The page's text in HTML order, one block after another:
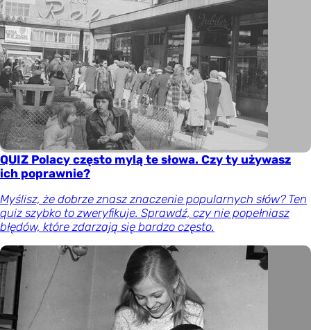
QUIZ Polacy często mylą te słowa. Czy ty używasz
ich poprawnie?
Myślisz, że dobrze znasz znaczenie popularnych słów? Ten
quiz szybko to zweryfikuje. Sprawdź, czy nie popełniasz
błędów, które zdarzają się bardzo często.